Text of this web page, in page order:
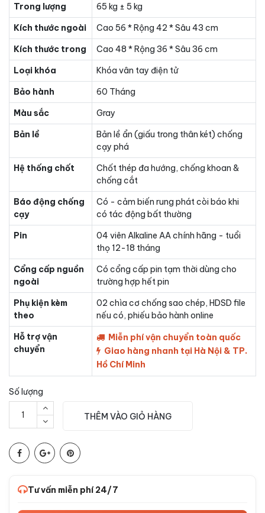
Trong lượng
65 kg ± 5 kg
Kích thước ngoài
Cao 56 * Rộng 42 * Sâu 43 cm
Kích thước trong
Cao 48 * Rộng 36 * Sâu 36 cm
Loại khóa
Khóa vân tay điện tử
Bảo hành
60 Tháng
Màu sắc
Gray
Bản lề
Bản lề ẩn (giấu trong thân két) chống
cạy phá
Hệ thống chốt
Chốt thép đa hướng, chống khoan &
chống cắt
Báo động chống
cạy
Có - cảm biến rung phát còi báo khi
có tác động bất thường
Pin
04 viên Alkaline AA chính hãng - tuổi
thọ 12-18 tháng
Cổng cấp nguồn
ngoài
Có cổng cấp pin tạm thời dùng cho
trường hợp hết pin
Phụ kiện kèm
theo
02 chìa cơ chống sao chép, HDSD file
nếu có, phiếu bảo hành online
Hỗ trợ vận
chuyển
Miễn phí vận chuyển toàn quốc
Giao hàng nhanh tại Hà Nội & TP.
Hồ Chí Minh
Số lượng
THÊM VÀO GIỎ HÀNG
Tư vấn miễn phí 24/7